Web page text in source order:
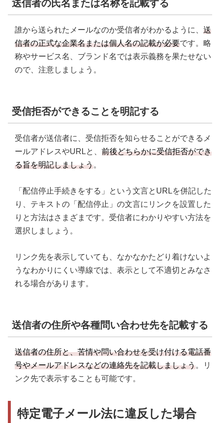
送信者の氏名または名称を記載する
誰から送られたメールなのか受信者がわかるように、 送
信者の正式な企業名または個人名の記載が必要です。略
称やサービス名、ブランド名では表示義務を果たせない
ので、注意しましょう。
受信拒否ができることを明記する
受信者が送信者に、受信拒否を知らせることができるメ
ールアドレスやURLと、 前後どちらかに受信拒否ができ
る旨を明記しましょう。
「配信停止手続きをする」という文言とURLを併記した
り、テキストの「配信停止」の文言にリンクを設置した
りと方法はさまざまです。受信者にわかりやすい方法を
選択しましょう。
リンク先を表示していても、なかなかたどり着けないよ
うなわかりにくい導線では、表示として不適切とみなさ
れる場合があります。
送信者の住所や各種問い合わせ先を記載する
送信者の住所と、苦情や問い合わせを受け付ける電話番
号やメールアドレスなどの連絡先を記載しましょう。リ
ンク先で表示することも可能です。
特定電子メール法に違反した場合